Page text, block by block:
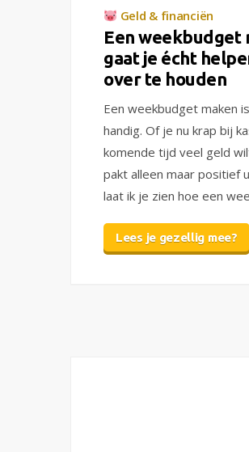
Geld & financiën
Een weekbudget
gaat je écht
over te houden
Een weekbudget maken
handig. Of je nu krap bij
komende tijd veel geld
pakt alleen maar positief
laat ik je zien hoe een
Lees je gezellig mee?